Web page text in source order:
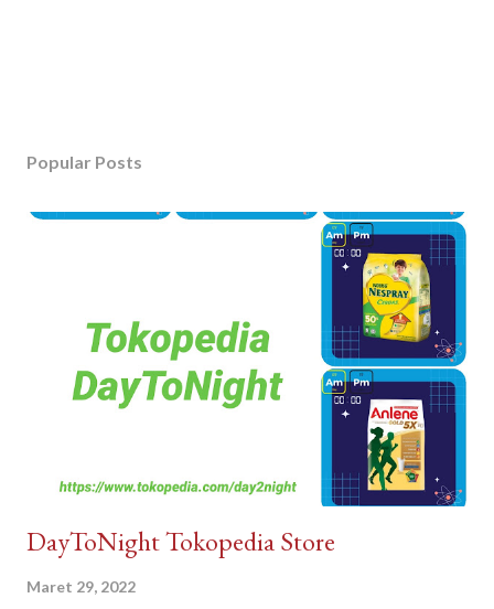
Popular Posts
DayToNight Tokopedia Store
Maret 29, 2022